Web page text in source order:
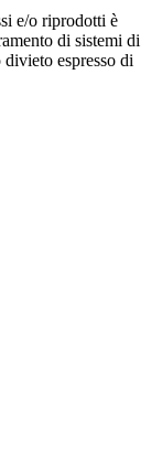
e/o riprodotti è
di sistemi di
espresso di